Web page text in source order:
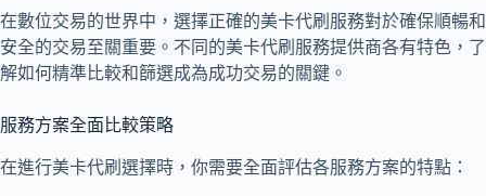
在數位交易的世界中，選擇正確的美卡代刷服務對於確保順暢和
安全的交易至關重要。不同的美卡代刷服務提供商各有特色，了
解如何精準比較和篩選成為成功交易的關鍵。
服務方案全面比較策略
在進行美卡代刷選擇時，你需要全面評估各服務方案的特點：